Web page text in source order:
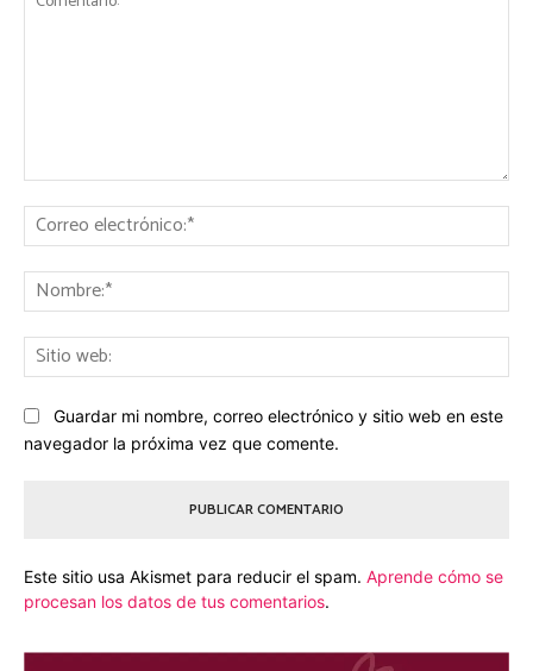
Guardar mi nombre, correo electrónico y sitio web en este
navegador la próxima vez que comente.
Este sitio usa Akismet para reducir el spam. Aprende cómo se
procesan los datos de tus comentarios.